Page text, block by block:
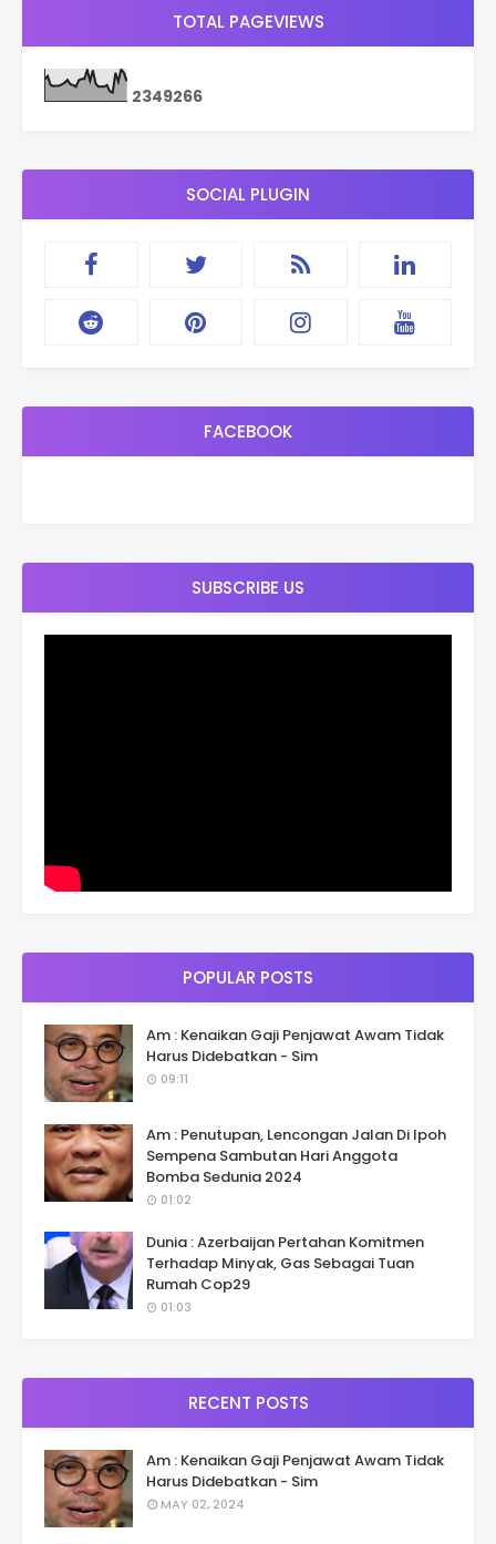
TOTAL PAGEVIEWS
2349266
SOCIAL PLUGIN
FACEBOOK
SUBSCRIBE US
POPULAR POSTS
Am : Kenaikan Gaji Penjawat Awam Tidak
Harus Didebatkan - Sim
09:11
Am : Penutupan, Lencongan Jalan Di Ipoh
Sempena Sambutan Hari Anggota
Bomba Sedunia 2024
01:02
Dunia : Azerbaijan Pertahan Komitmen
Terhadap Minyak, Gas Sebagai Tuan
Rumah Cop29
01:03
RECENT POSTS
Am : Kenaikan Gaji Penjawat Awam Tidak
Harus Didebatkan - Sim
MAY 02, 2024